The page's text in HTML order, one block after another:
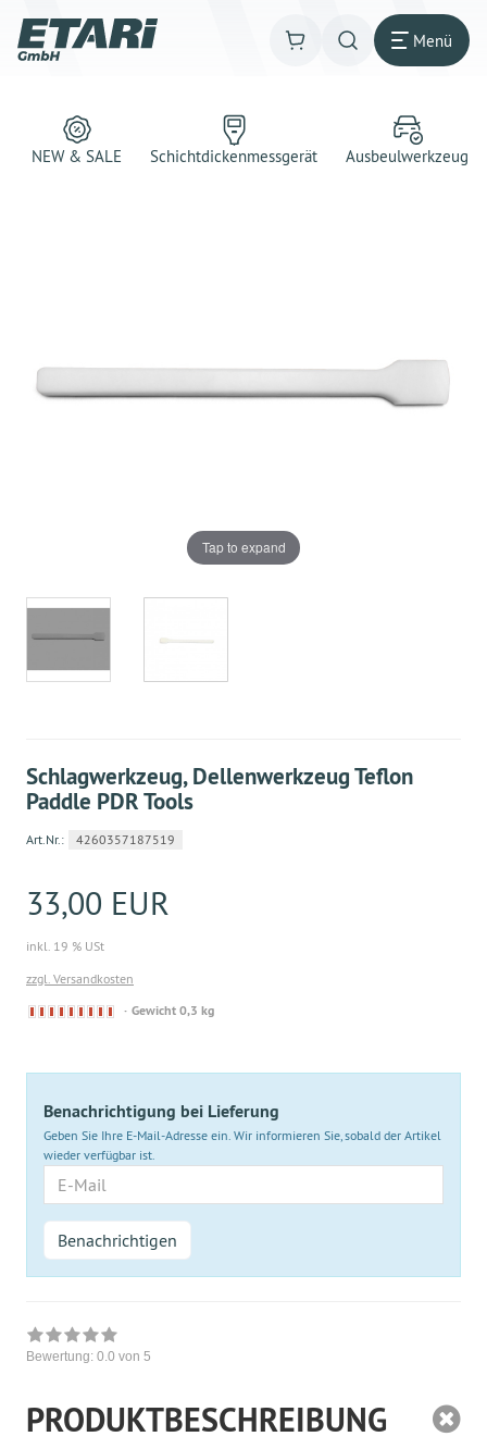
Menü
NEW & SALE Schichtdickenmessgerät Ausbeulwerkzeug
Tap to expand
Schlagwerkzeug, Dellenwerkzeug Teflon
Paddle PDR Tools
Art.Nr.: 4260357187519
33,00 EUR
inkl. 19 % USt
zzgl. Versandkosten
Derzeit
Gewicht 0,3 kg
Benachrichtigung bei Lieferung
Geben Sie Ihre E-Mail-Adresse ein. Wir informieren Sie, sobald der Artikel
wieder verfügbar ist.
Mail
Benachrichtigen
Bewertung: 0.0 von 5
PRODUKTBESCHREIBUNG